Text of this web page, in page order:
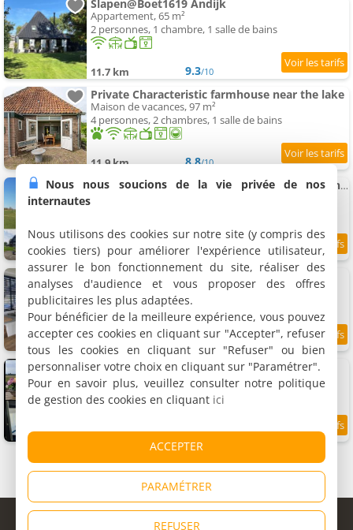
Slapen@Boet1619 Andijk
Appartement, 65 m²
2 personnes, 1 chambre, 1 salle de bains
11.7 km 9.3/10
Private Characteristic farmhouse near the lake
Maison de vacances, 97 m²
4 personnes, 2 chambres, 1 salle de bains
11.9 km 8.8/10
Uniek vakantiehuis - nabij molen, meer, strand & stad'
11.9 km 9.2/10
Holidayhome Geuzenhoeve op de Munnickaij
Maison de vacances, 50 m²
2 personnes, 1 chambre, 1 salle de bains
12 km 9.6
Caravan De Rozenbottel
Logement, 20 m²
2 personnes, 1 chambre, 1 salle de bains
12 km 9.1/10
© Copyright 1998 - 2026
Nous nous soucions de la vie privée de nos
internautes
Nous utilisons des cookies sur notre site (y compris des
cookies tiers) pour améliorer l'expérience utilisateur,
assurer le bon fonctionnement du site, réaliser des
analyses d'audience et vous proposer des offres
publicitaires les plus adaptées.
Pour bénéficier de la meilleure expérience, vous pouvez
accepter ces cookies en cliquant sur "Accepter", refuser
tous les cookies en cliquant sur "Refuser" ou bien
personnaliser votre choix en cliquant sur "Paramétrer".
Pour en savoir plus, veuillez consulter notre politique
de gestion des cookies en cliquant ici
ACCEPTER
PARAMÉTRER
REFUSER